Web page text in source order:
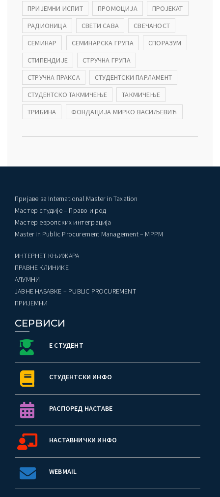
ПРИЈЕМНИ ИСПИТ
ПРОМОЦИЈА
ПРОЈЕКАТ
РАДИОНИЦА
СВЕТИ САВА
СВЕЧАНОСТ
СЕМИНАР
СЕМИНАРСКА ГРУПА
СПОРАЗУМ
СТИПЕНДИЈЕ
СТРУЧНА ГРУПА
СТРУЧНА ПРАКСА
СТУДЕНТСКИ ПАРЛАМЕНТ
СТУДЕНТСКО ТАКМИЧЕЊЕ
ТАКМИЧЕЊЕ
ТРИБИНА
ФОНДАЦИЈА МИРКО ВАСИЉЕВИЋ
Пријаве за International Master in Taxation
Мастер студије – Право и род
Мастер европских интеграција
Master in Public Procurement Management – MPPM
ИНТЕРНЕТ КЊИЖАРА
ПРАВНЕ КЛИНИКЕ
AЛУМНИ
ЈАВНЕ НАБАВКЕ – PUBLIC PROCUREMENT
ПРИЈЕМНИ
СЕРВИСИ
Е СТУДЕНТ
СТУДЕНТСКИ ИНФО
РАСПОРЕД НАСТАВЕ
НАСТАВНИЧКИ ИНФО
WEBMAIL